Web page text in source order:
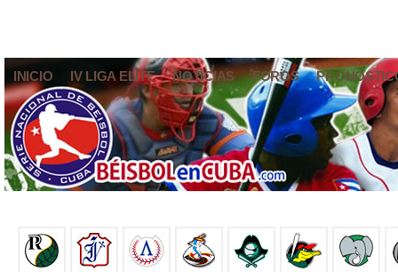
INICIO IV LIGA ELITE NOTICIAS FOROS